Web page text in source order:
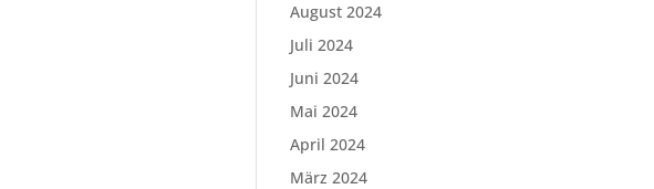
August 2024
Juli 2024
Juni 2024
Mai 2024
April 2024
März 2024